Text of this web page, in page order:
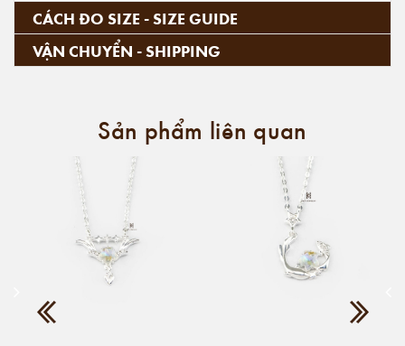
CÁCH ĐO SIZE - SIZE GUIDE
VẬN CHUYỂN - SHIPPING
Sản phẩm liên quan